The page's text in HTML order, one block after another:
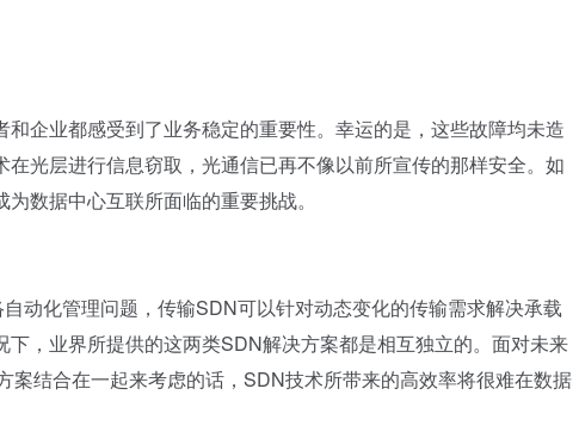
企业都感受到了业务稳定的重要性。幸运的是，这些故障均未造
光层进行信息窃取，光通信已再不像以前所宣传的那样安全。如
数据中心互联所面临的重要挑战。
化管理问题，传输SDN可以针对动态变化的传输需求解决承载
，业界所提供的这两类SDN解决方案都是相互独立的。面对未来
结合在一起来考虑的话，SDN技术所带来的高效率将很难在数据